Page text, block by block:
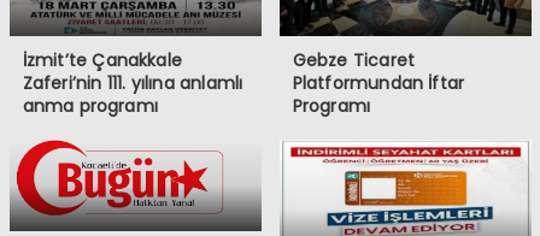
İzmit’te Çanakkale
Zaferi’nin 111. yılına anlamlı
anma programı
Gebze Ticaret
Platformundan İftar
Programı